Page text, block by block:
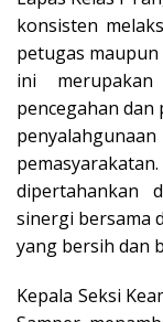
konsisten
petugas
ini
pencegahan dan
dipertahankan
sinergi bersama
yang bersih dan
Kepala Seksi